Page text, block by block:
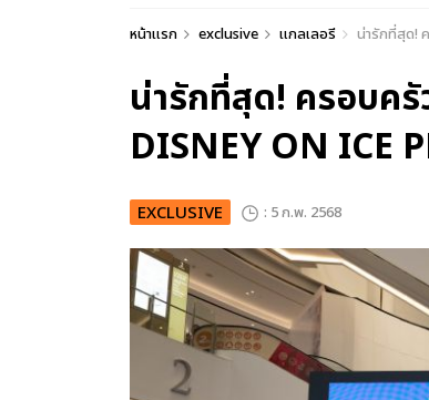
หน้าแรก exclusive แกลเลอรี น่ารักที่สุด!
น่ารักที่สุด! ครอบครั
DISNEY ON ICE
EXCLUSIVE : 5 ก.พ. 2568